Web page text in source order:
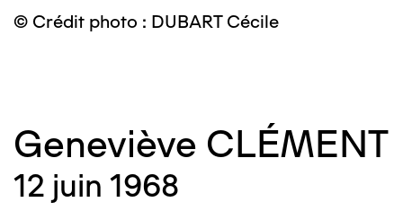
© Crédit photo : DUBART Cécile
Geneviève CLÉMENT
12 juin 1968